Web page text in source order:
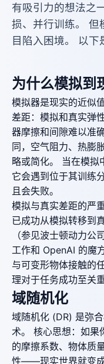
有吸引力的想法
损、并行训练。 但
目陷入困境。 以下
为什么模拟到
模拟器是现实的近似
差距：模拟和真实弹
器摩擦和间隙难以准
同，空气阻力、热膨
略或简化。 当在模拟
它会遇到位于其训练
且会失败。
模拟与真实差距的严
已成功从模拟转移到
（参见波士顿动力
工作和 OpenAI 的魔
与可变形物体接触的
理对于任务成功至关
域随机化
域随机化 (DR) 是弥
术。 核心思想：如
的摩擦系数、物体质
性——现实世界就变